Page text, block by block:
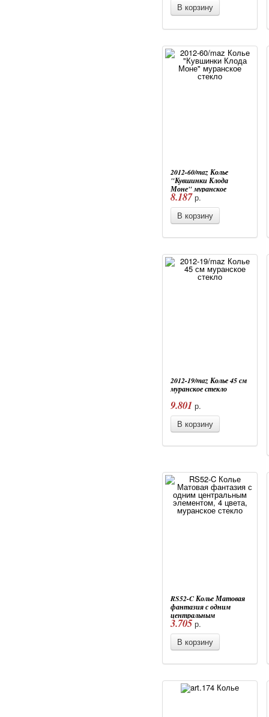
В корзину
2012-60/maz Колье
"Кувшинки Клода
Моне" муранское
стекло
8.187р.
В корзину
2012-19/maz Колье 45 см
муранское стекло
9.801 р.
В корзину
RS52-C Колье Матовая
фантазия с одним
центральным
элементом, 4 цвета,
муранское стекло
3.705 р.
В корзину